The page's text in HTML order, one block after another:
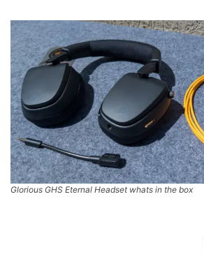
Glorious GHS Eternal Headset whats in the box